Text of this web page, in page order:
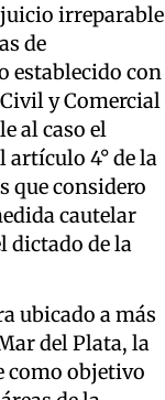
irreparable
de
establecido con
y Comercial
al caso el
4° de la
que considero
cautelar
dictado de la
ubicado a más
del Plata, la
como objetivo